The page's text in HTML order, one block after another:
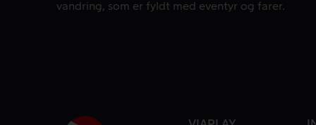
vandring, som er fyldt med eventyr og farer.